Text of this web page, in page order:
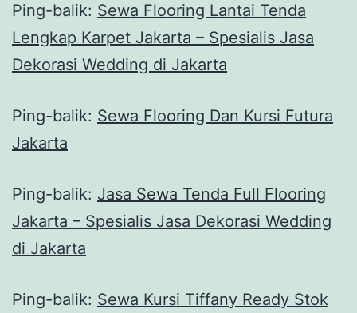
Ping-balik: Sewa Flooring Lantai Tenda
Lengkap Karpet Jakarta – Spesialis Jasa
Dekorasi Wedding di Jakarta
Ping-balik: Sewa Flooring Dan Kursi Futura
Jakarta
Ping-balik: Jasa Sewa Tenda Full Flooring
Jakarta – Spesialis Jasa Dekorasi Wedding
di Jakarta
Ping-balik: Sewa Kursi Tiffany Ready Stok